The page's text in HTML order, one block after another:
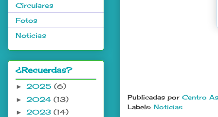
Publicadas por Centro
Labels: Noticias
Circulares
Fotos
Noticias
¿Recuerdas?
► 2025 (6)
► 2024 (13)
► 2023 (14)